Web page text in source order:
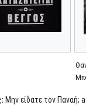
Μην είδατε τον Παναή;